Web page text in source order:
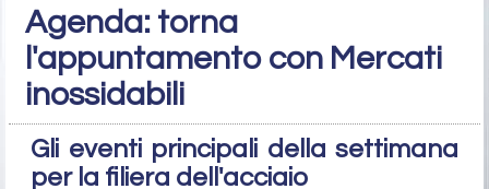
Agenda: torna
l'appuntamento con Mercati
inossidabili
Gli eventi principali della settimana
per la filiera dell'acciaio